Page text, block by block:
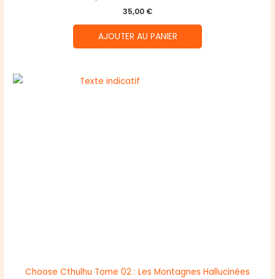
35,00 €
AJOUTER AU PANIER
Choose Cthulhu Tome 02 : Les Montagnes Hallucinées